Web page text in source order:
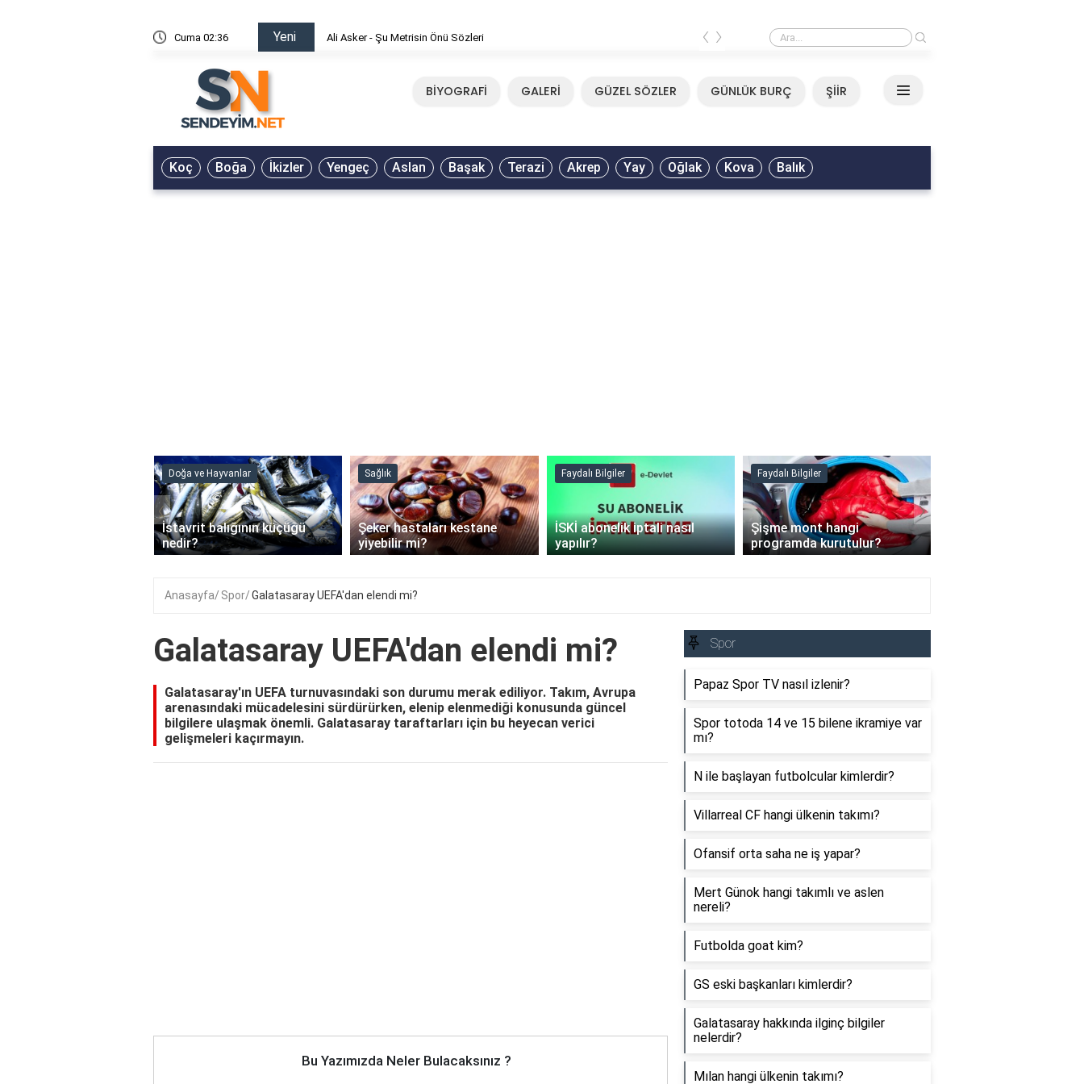
Cuma 02:36 Yeni Ali Asker - Şu Metrisin Önü Sözleri Mirkelam - Tavla Sözleri
‹ ›
BİYOGRAFİ GALERİ GÜZEL SÖZLER GÜNLÜK BURÇ ŞİİR
Koç Boğa İkizler Yengeç Aslan Başak Terazi Akrep Yay Oğlak Kova Balık
Doğa ve Hayvanlar
İstavrit balığının küçüğü
nedir?
Sağlık
Şeker hastaları kestane
yiyebilir mi?
Faydalı Bilgiler
İSKİ abonelik iptali nasıl
yapılır?
Faydalı Bilgiler
Şişme mont hangi
programda kurutulur?
‹ ›
Anasayfa Spor Galatasaray UEFA'dan elendi mi?
Galatasaray UEFA'dan elendi mi?
Galatasaray'ın UEFA turnuvasındaki son durumu merak ediliyor. Takım, Avrupa
arenasındaki mücadelesini sürdürürken, elenip elenmediği konusunda güncel
bilgilere ulaşmak önemli. Galatasaray taraftarları için bu heyecan verici
gelişmeleri kaçırmayın.
Bu Yazımızda Neler Bulacaksınız ?
Spor
Papaz Spor TV nasıl izlenir?
Spor totoda 14 ve 15 bilene ikramiye var
mı?
N ile başlayan futbolcular kimlerdir?
Villarreal CF hangi ülkenin takımı?
Ofansif orta saha ne iş yapar?
Mert Günok hangi takımlı ve aslen
nereli?
Futbolda goat kim?
GS eski başkanları kimlerdir?
Galatasaray hakkında ilginç bilgiler
nelerdir?
Mılan hangi ülkenin takımı?